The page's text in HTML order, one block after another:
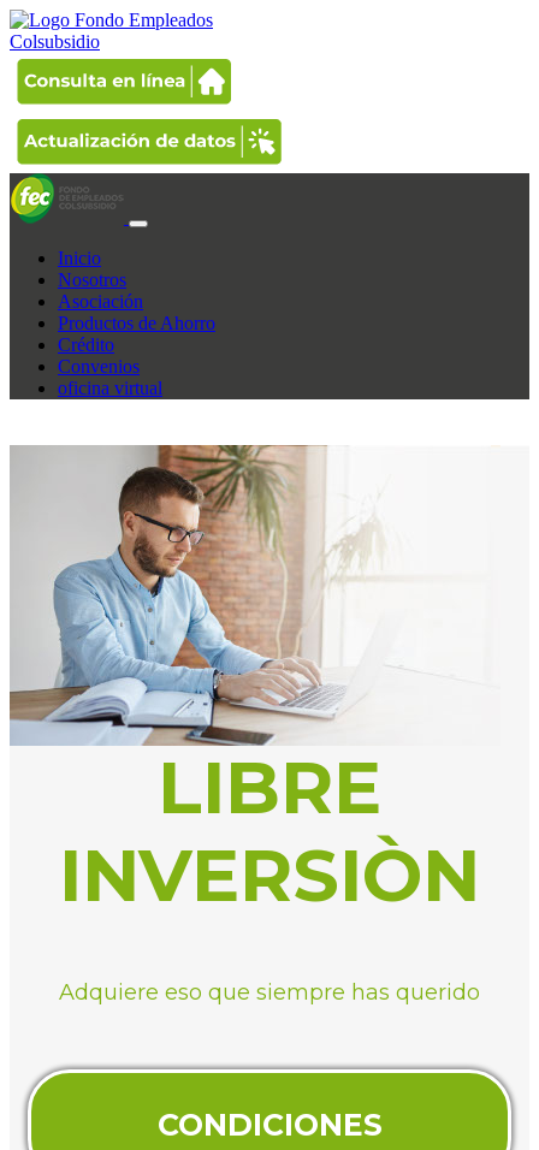
Inicio
Nosotros
Asociación
Productos de Ahorro
Crédito
Convenios
oficina virtual
LIBRE
INVERSIÒN
Adquiere eso que siempre has querido
CONDICIONES